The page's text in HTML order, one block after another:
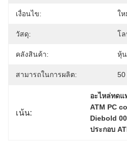
เงื่อนไข: ใ
วัสดุ: โ
คลังสินค้า: หุ้
สามารถในการผลิต:
เน้น:
อะไหล่ทดแ
ATM PC
Diebold
ประกอบ